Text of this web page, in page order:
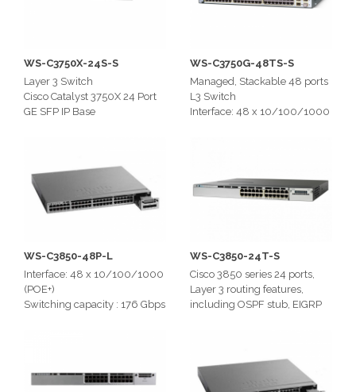
WS-C3750X-24S-S
Layer 3 Switch
Cisco Catalyst 3750X 24 Port
GE SFP IP Base
WS-C3750G-48TS-S
Managed, Stackable 48 ports
L3 Switch
Interface: 48 x 10/100/1000
WS-C3850-48P-L
Interface: 48 x 10/100/1000
(POE+)
Switching capacity : 176 Gbps
WS-C3850-24T-S
Cisco 3850 series 24 ports,
Layer 3 routing features,
including OSPF stub, EIGRP